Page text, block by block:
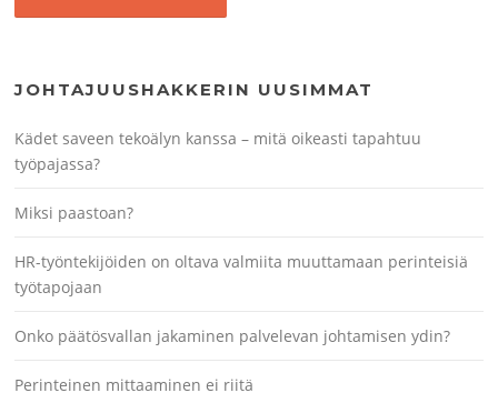
JOHTAJUUSHAKKERIN UUSIMMAT
Kädet saveen tekoälyn kanssa – mitä oikeasti tapahtuu
työpajassa?
Miksi paastoan?
HR-työntekijöiden on oltava valmiita muuttamaan perinteisiä
työtapojaan
Onko päätösvallan jakaminen palvelevan johtamisen ydin?
Perinteinen mittaaminen ei riitä